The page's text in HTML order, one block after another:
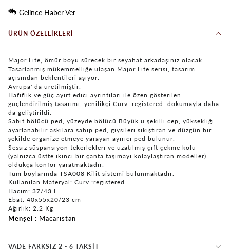
Gelince Haber Ver
ÜRÜN ÖZELLIKLERI
Major Lite, ömür boyu sürecek bir seyahat arkadaşınız olacak.
Tasarlanmış mükemmelliğe ulaşan Major Lite serisi, tasarım
açısından beklentileri aşıyor.
Avrupa' da üretilmiştir.
Hafiflik ve güç ayırt edici ayrıntıları ile özen gösterilen
güçlendirilmiş tasarımı, yenilikçi Curv :registered: dokumayla daha
da geliştirildi.
Sabit bölücü ped, yüzeyde bölücü Büyük u şekilli cep, yüksekliği
ayarlanabilir askılara sahip ped, giysileri sıkıştıran ve düzgün bir
şekilde organize etmeye yarayan ayırıcı ped bulunur.
Sessiz süspansiyon tekerlekleri ve uzatılmış çift çekme kolu
(yalnızca üstte ikinci bir çanta taşımayı kolaylaştıran modeller)
oldukça konfor yaratmaktadır.
Tüm boylarında TSA008 Kilit sistemi bulunmaktadır.
Kullanılan Materyal: Curv :registered
Hacim: 37/43 L
Ebat: 40x55x20/23 cm
Ağırlık: 2.2 Kg
Menşei Macaristan
VADE FARKSIZ 2 - 6 TAKSIT